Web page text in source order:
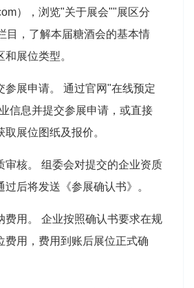
），浏览"关于展会""展区分
目，了解本届糖酒会的基本情
展位类型。
参展申请。 通过官网"在线预定
信息并提交参展申请，或直接
展位图纸及报价。
审核。 组委会对提交的企业资质
后将发送《参展确认书》。
费用。 企业按照确认书要求在规
费用，费用到账后展位正式确